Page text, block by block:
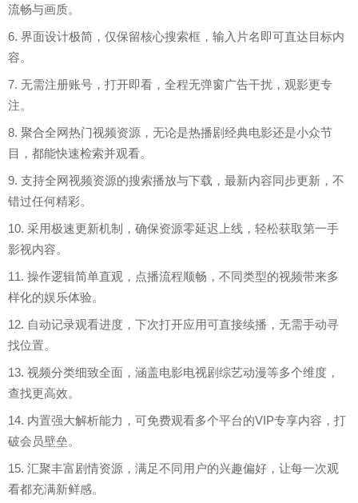
流畅与画质。
6. 界面设计极简，仅保留核心搜索框，输入片名即可直达目标内
容。
7. 无需注册账号，打开即看，全程无弹窗广告干扰，观影更专
注。
8. 聚合全网热门视频资源，无论是热播剧经典电影还是小众节
目，都能快速检索并观看。
9. 支持全网视频资源的搜索播放与下载，最新内容同步更新，不
错过任何精彩。
10. 采用极速更新机制，确保资源零延迟上线，轻松获取第一手
影视内容。
11. 操作逻辑简单直观，点播流程顺畅，不同类型的视频带来多
样化的娱乐体验。
12. 自动记录观看进度，下次打开应用可直接续播，无需手动寻
找位置。
13. 视频分类细致全面，涵盖电影电视剧综艺动漫等多个维度，
查找更高效。
14. 内置强大解析能力，可免费观看多个平台的VIP专享内容，打
破会员壁垒。
15. 汇聚丰富剧情资源，满足不同用户的兴趣偏好，让每一次观
看都充满新鲜感。